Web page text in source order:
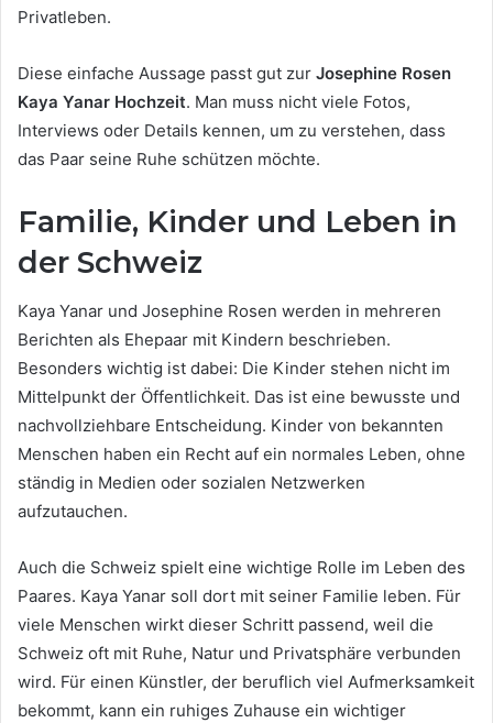
Privatleben.
Diese einfache Aussage passt gut zur Josephine Rosen
Kaya Yanar Hochzeit. Man muss nicht viele Fotos,
Interviews oder Details kennen, um zu verstehen, dass
das Paar seine Ruhe schützen möchte.
Familie, Kinder und Leben in
der Schweiz
Kaya Yanar und Josephine Rosen werden in mehreren
Berichten als Ehepaar mit Kindern beschrieben.
Besonders wichtig ist dabei: Die Kinder stehen nicht im
Mittelpunkt der Öffentlichkeit. Das ist eine bewusste und
nachvollziehbare Entscheidung. Kinder von bekannten
Menschen haben ein Recht auf ein normales Leben, ohne
ständig in Medien oder sozialen Netzwerken
aufzutauchen.
Auch die Schweiz spielt eine wichtige Rolle im Leben des
Paares. Kaya Yanar soll dort mit seiner Familie leben. Für
viele Menschen wirkt dieser Schritt passend, weil die
Schweiz oft mit Ruhe, Natur und Privatsphäre verbunden
wird. Für einen Künstler, der beruflich viel Aufmerksamkeit
bekommt, kann ein ruhiges Zuhause ein wichtiger